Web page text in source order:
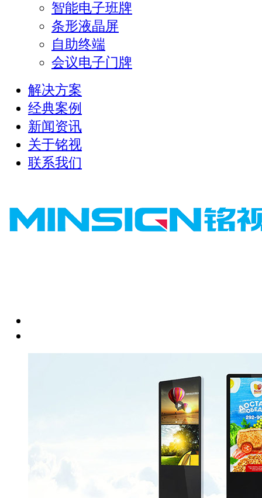
智能电子班牌
条形液晶屏
自助终端
会议电子门牌
解决方案
经典案例
新闻资讯
关于铭视
联系我们